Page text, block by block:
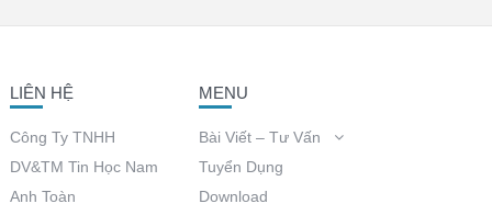
LIÊN HỆ
Công Ty TNHH
DV&TM Tin Học Nam
Anh Toàn
MENU
Bài Viết – Tư Vấn
Tuyển Dụng
Download